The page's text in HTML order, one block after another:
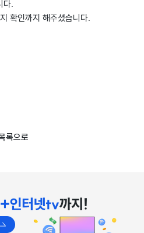
다.
확인까지 해주셨습니다.
록으로